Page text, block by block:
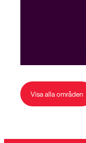
Visa alla områden